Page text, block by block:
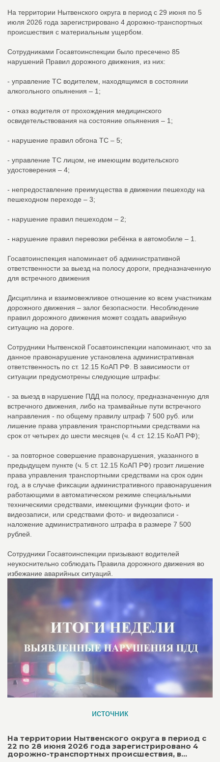
На территории Нытвенского округа в период с 29 июня по 5
июля 2026 года зарегистрировано 4 дорожно-транспортных
происшествия с материальным ущербом.
Сотрудниками Госавтоинспекции было пресечено 85
нарушений Правил дорожного движения, из них:
- управление ТС водителем, находящимся в состоянии
алкогольного опьянения – 1;
- отказ водителя от прохождения медицинского
освидетельствования на состояние опьянения – 1;
- нарушение правил обгона ТС – 5;
- управление ТС лицом, не имеющим водительского
удостоверения – 4;
- непредоставление преимущества в движении пешеходу на
пешеходном переходе – 3;
- нарушение правил пешеходом – 2;
- нарушение правил перевозки ребёнка в автомобиле – 1.
Госавтоинспекция напоминает об административной
ответственности за выезд на полосу дороги, предназначенную
для встречного движения
Дисциплина и взаимовежливое отношение ко всем участникам
дорожного движения – залог безопасности. Несоблюдение
правил дорожного движения может создать аварийную
ситуацию на дороге.
Сотрудники Нытвенской Госавтоинспекции напоминают, что за
данное правонарушение установлена административная
ответственность по ст. 12.15 КоАП РФ. В зависимости от
ситуации предусмотрены следующие штрафы:
- за выезд в нарушение ПДД на полосу, предназначенную для
встречного движения, либо на трамвайные пути встречного
направления - по общему правилу штраф 7 500 руб. или
лишение права управления транспортными средствами на
срок от четырех до шести месяцев (ч. 4 ст. 12.15 КоАП РФ);
- за повторное совершение правонарушения, указанного в
предыдущем пункте (ч. 5 ст. 12.15 КоАП РФ) грозит лишение
права управления транспортными средствами на срок один
год, а в случае фиксации административного правонарушения
работающими в автоматическом режиме специальными
техническими средствами, имеющими функции фото- и
видеозаписи, или средствами фото- и видеозаписи -
наложение административного штрафа в размере 7 500
рублей.
Сотрудники Госавтоинспекции призывают водителей
неукоснительно соблюдать Правила дорожного движения во
избежание аварийных ситуаций.
источник
На территории Нытвенского округа в период с
22 по 28 июня 2026 года зарегистрировано 4
дорожно-транспортных происшествия, в...